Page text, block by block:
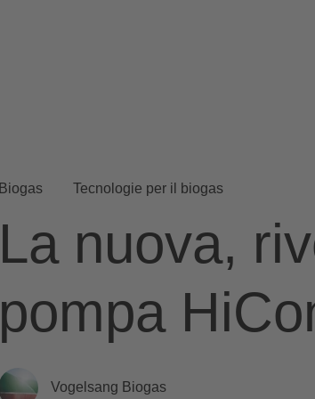
Biogas Tecnologie per il biogas
La nuova,
pompa
Vogelsang Biogas